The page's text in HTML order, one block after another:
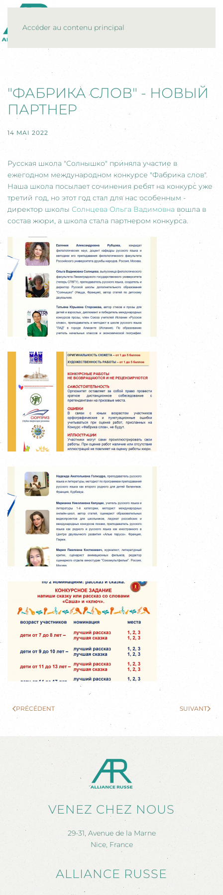
Accéder au contenu principal
"ФАБРИКА СЛОВ" - НОВЫЙ
ПАРТНЕР
14 MAI 2022
Русская школа "Солнышко" приняла участие в
ежегодном международном конкурсе "Фабрика слов".
Наша школа посылает сочинения ребят на конкурс уже
третий год, но этот год стал для нас особенным -
директор школы Солнцева Ольга Вадимовна вошла в
состав жюри, а школа стала партнером конкурса.
PRÉCÉDENT SUIVANT
VENEZ CHEZ NOUS
29-31, Avenue de la Marne
Nice, France
ALLIANCE RUSSE